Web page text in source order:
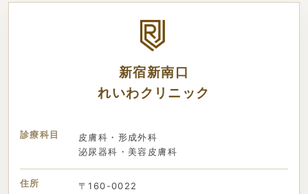
新宿新南口
れいわクリニック
診療科目
皮膚科・形成外科
泌尿器科・美容皮膚科
住所
〒160-0022